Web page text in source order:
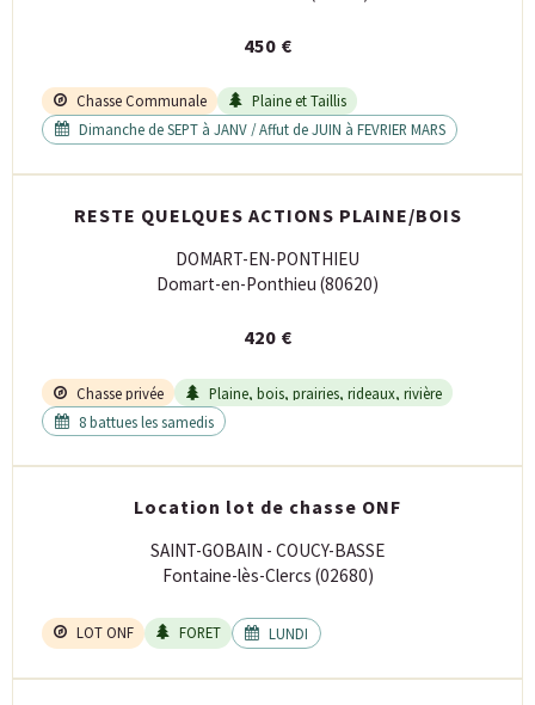
450 €
Chasse Communale
Plaine et Taillis
Dimanche de SEPT à JANV / Affut de JUIN à FEVRIER MARS
RESTE QUELQUES ACTIONS PLAINE/BOIS
DOMART-EN-PONTHIEU
Domart-en-Ponthieu (80620)
420 €
Chasse privée
Plaine, bois, prairies, rideaux, rivière
8 battues les samedis
Location lot de chasse ONF
SAINT-GOBAIN - COUCY-BASSE
Fontaine-lès-Clercs (02680)
LOT ONF FORET LUNDI